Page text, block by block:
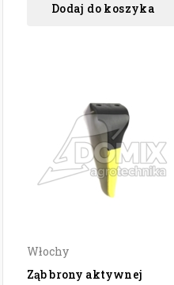
Dodaj do koszyka
Włochy
Ząb brony aktywnej